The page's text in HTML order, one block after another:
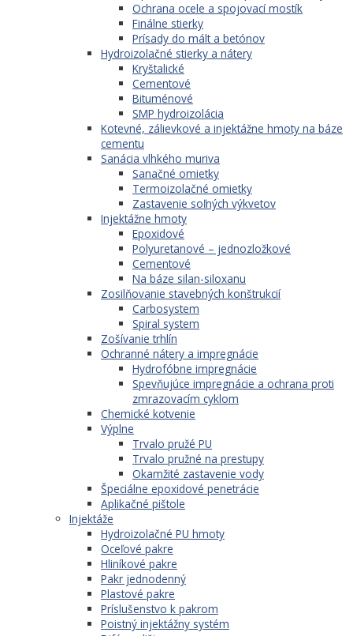
Ochrana ocele a spojovací mostík
Finálne stierky
Prísady do mált a betónov
Hydroizolačné stierky a nátery
Kryštalické
Cementové
Bituménové
SMP hydroizolácia
Kotevné, zálievkové a injektážne hmoty na báze
cementu
Sanácia vlhkého muriva
Sanačné omietky
Termoizolačné omietky
Zastavenie soľných výkvetov
Injektážne hmoty
Epoxidové
Polyuretanové – jednozložkové
Cementové
Na báze silan-siloxanu
Zosilňovanie stavebných konštrukcií
Carbosystem
Spiral system
Zošívanie trhlín
Ochranné nátery a impregnácie
Hydrofóbne impregnácie
Spevňujúce impregnácie a ochrana proti
zmrazovacím cyklom
Chemické kotvenie
Výplne
Trvalo pružé PU
Trvalo pružné na prestupy
Okamžité zastavenie vody
Špeciálne epoxidové penetrácie
Aplikačné pištole
Injektáže
Hydroizolačné PU hmoty
Oceľové pakre
Hliníkové pakre
Pakr jednodenný
Plastové pakre
Príslušenstvo k pakrom
Poistný injektážny systém